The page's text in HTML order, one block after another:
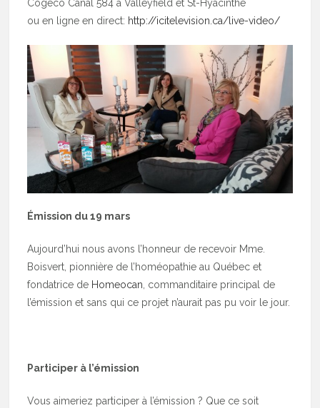
Cogeco Canal 584 à Valleyfield et St-Hyacinthe
ou en ligne en direct: http://icitelevision.ca/live-video/
Émission du 19 mars
Aujourd’hui nous avons l’honneur de recevoir Mme.
Boisvert, pionnière de l’homéopathie au Québec et
fondatrice de Homeocan , commanditaire principal de
l’émission et sans qui ce projet n’aurait pas pu voir le jour.
Participer à l’émission
Vous aimeriez participer à l’émission ? Que ce soit